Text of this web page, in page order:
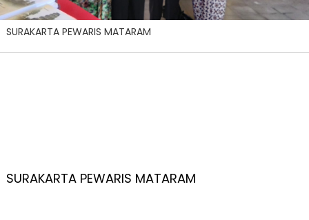
SURAKARTA PEWARIS MATARAM
SURAKARTA PEWARIS MATARAM